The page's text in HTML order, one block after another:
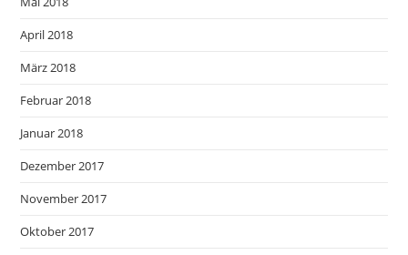
April 2018
März 2018
Februar 2018
Januar 2018
Dezember 2017
November 2017
Oktober 2017